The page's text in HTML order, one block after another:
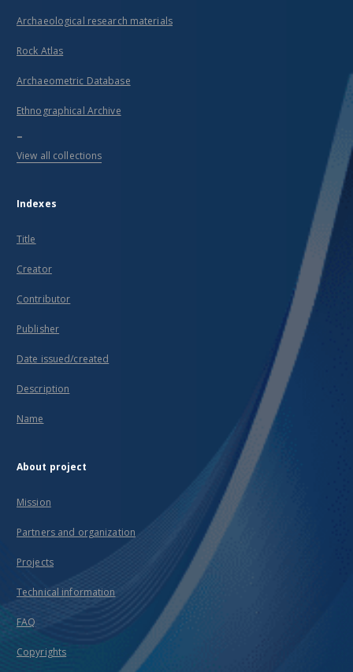
Archaeological research materials
Rock Atlas
Archaeometric Database
Ethnographical Archive
...
View all collections
Indexes
Title
Creator
Contributor
Publisher
Date issued/created
Description
Name
About project
Mission
Partners and organization
Projects
Technical information
FAQ
Copyrights